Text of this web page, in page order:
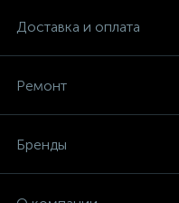
Доставка и оплата
Ремонт
Бренды